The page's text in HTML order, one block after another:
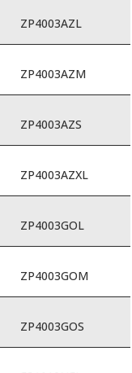
ZP4003AZL
ZP4003AZM
ZP4003AZS
ZP4003AZXL
ZP4003GOL
ZP4003GOM
ZP4003GOS